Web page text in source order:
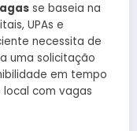
se baseia na
UPAs e
necessita de
uma solicitação
em tempo
com vagas